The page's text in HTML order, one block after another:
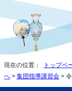
現在の位置： トップペ
へ > 集団指導講習会 >